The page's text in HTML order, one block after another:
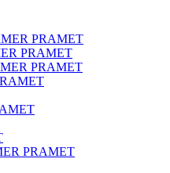
PRAMET
PRAMET
PRAMET
PRAMET